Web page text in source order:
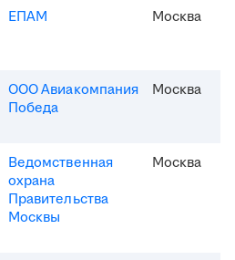
ЕПАМ Москва
ООО Авиакомпания
Победа
Москва
Ведомственная
охрана
Правительства
Москвы
Москва